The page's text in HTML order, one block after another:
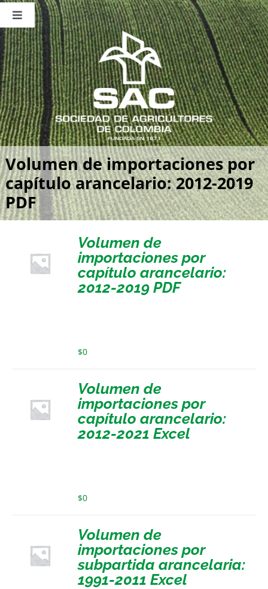
Saltar
contenido
Toggle
Navigation
Nosotros
Publicaciones
Sala de Prensa
Eventos
Volumen de importaciones por
capítulo arancelario: 2012-2019
PDF
Volumen de
importaciones por
capítulo arancelario:
2012-2019 PDF
$0
Volumen de
importaciones por
capítulo arancelario:
2012-2021 Excel
$0
Volumen de
importaciones por
subpartida arancelaria:
1991-2011 Excel